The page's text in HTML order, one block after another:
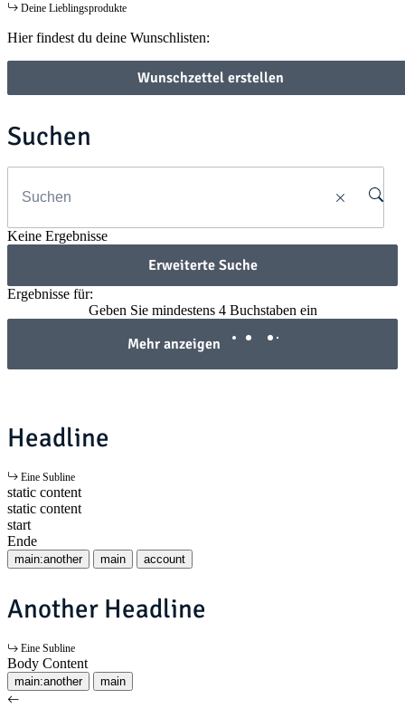
Deine Lieblingsprodukte
Hier findest du deine Wunschlisten:
Wunschzettel erstellen
Suchen
Keine Ergebnisse
Erweiterte Suche
Ergebnisse für:
Geben Sie mindestens 4 Buchstaben ein
Mehr anzeigen
Headline
Eine Subline
static content
static content
start
Ende
main:another main account
Another Headline
Eine Subline
Body Content
main:another main